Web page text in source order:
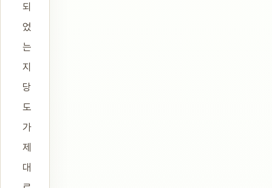
되
었
는
지
당
도
가
제
대